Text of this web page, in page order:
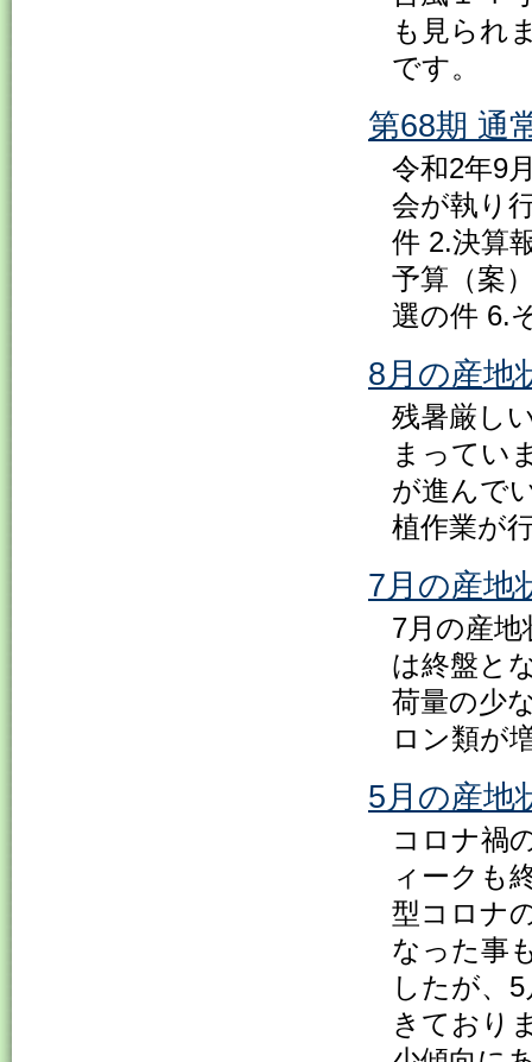
も見られ
です。
第68期 通
令和2年9
会が執り
件 2.決算
予算（案
選の件 6.
8月の産地
残暑厳し
まってい
が進んで
植作業が
7月の産地
7月の産
は終盤と
荷量の少
ロン類が
5月の産地
コロナ禍
ィークも
型コロナ
なった事
したが、
きており